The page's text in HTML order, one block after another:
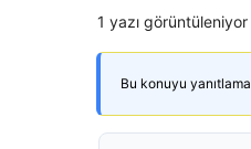
1 yazı
Bu konuyu